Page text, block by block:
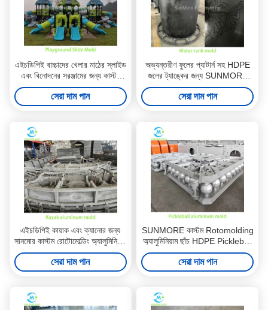
এইচডিপিই বাচ্চাদের খেলার মাঠের স্লাইড
এবং বিনোদনের সরঞ্জামের জন্য কাস্টম
ঘূর্ণনশীল ছাঁচ
সেরা দাম পান
অভ্যন্তরীণ ফুলের প্যাটার্ন সহ HDPE
জলের ট্যাঙ্কের জন্য SUNMORE
কাস্টম রোটোমোল্ডিং ইস্পাত ছাঁচ
সেরা দাম পান
এইচডিপিই কায়াক এবং ক্যানোর জন্য
সানমোর কাস্টম রোটোমোল্ডিং অ্যালুমিনিয়াম
ছাঁচ
সেরা দাম পান
SUNMORE কাস্টম Rotomolding
অ্যালুমিনিয়াম ছাঁচ HDPE Pickleball
ঘূর্ণনশীল ছাঁচ
সেরা দাম পান